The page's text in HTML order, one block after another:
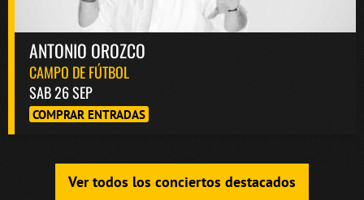
ANTONIO OROZCO
CAMPO DE FÚTBOL
SAB 26 SEP
COMPRAR ENTRADAS
Ver todos los conciertos destacados